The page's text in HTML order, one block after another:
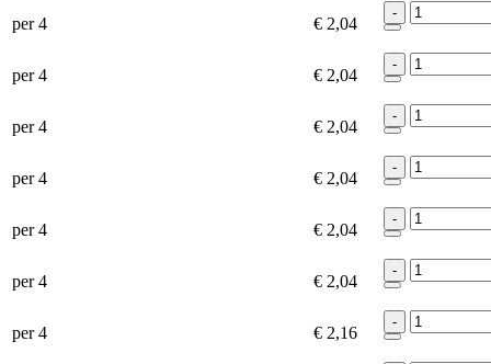
per 4 € 2,04
-
per 4 € 2,04
-
per 4 € 2,04
-
per 4 € 2,04
-
per 4 € 2,04
-
per 4 € 2,04
-
per 4 € 2,16
-